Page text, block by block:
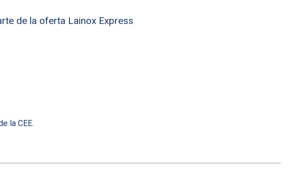
de la oferta Lainox Express
la CEE.